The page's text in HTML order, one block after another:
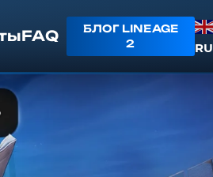
FAQ
БЛОГ LINEAGE
2
RU